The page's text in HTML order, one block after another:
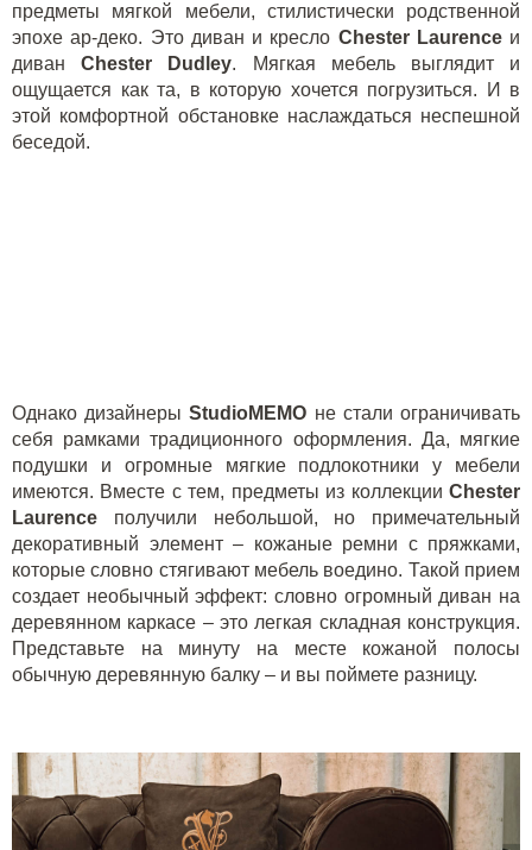
предметы мягкой мебели, стилистически родственной
эпохе ар-деко. Это диван и кресло Chester Laurenceи
диванChester Dudley. Мягкая мебель выглядит и
ощущается как та, в которую хочется погрузиться. И в
этой комфортной обстановке наслаждаться неспешной
беседой.
Однако дизайнерыStudioMEMO не стали ограничивать
себя рамками традиционного оформления. Да, мягкие
подушки и огромные мягкие подлокотники у мебели
имеются. Вместе с тем, предметы из коллекции Chester
Laurence получили небольшой, но примечательный
декоративный элемент – кожаные ремни с пряжками,
которые словно стягивают мебель воедино. Такой прием
создает необычный эффект: словно огромный диван на
деревянном каркасе – это легкая складная конструкция.
Представьте на минуту на месте кожаной полосы
обычную деревянную балку – и вы поймете разницу.